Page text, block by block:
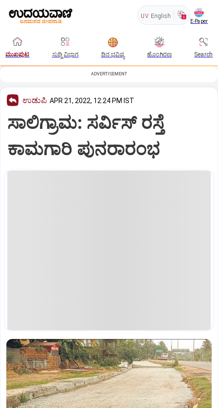
UV English
E-Paper
ಮುಖಪುಟ ಸುದ್ದಿ ವಿಭಾಗ ದಿನ ಭವಿಷ್ಯ ಹೊಂಗಿರಣ Search
ADVERTISEMENT
ಉಡುಪಿ APR 21, 2022, 12:24 PM IST
ಸಾಲಿಗ್ರಾಮ: ಸರ್ವಿಸ್‌ ರಸ್ತೆ
ಕಾಮಗಾರಿ ಪುನರಾರಂಭ